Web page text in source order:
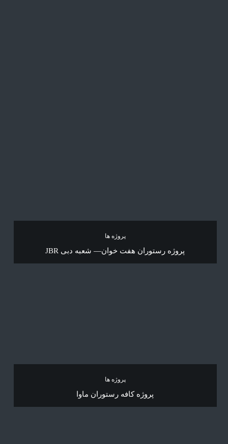
پروژه ها
پروژه رستوران هفت خوان— شعبه دبی JBR
پروژه ها
پروژه کافه رستوران ماوا